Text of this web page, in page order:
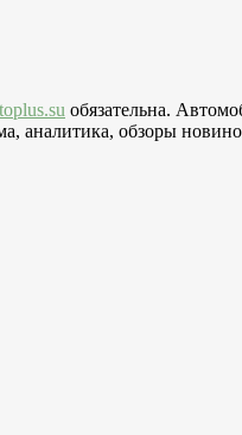
обязательна.
аналитика, обзоры